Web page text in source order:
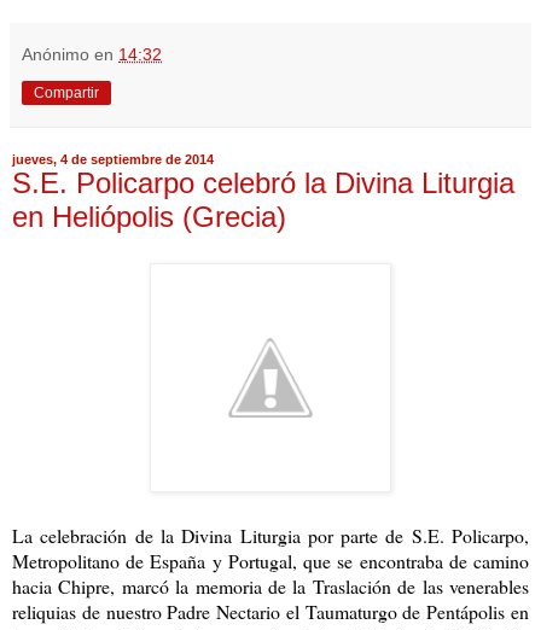
Anónimo en 14:32
Compartir
jueves, 4 de septiembre de 2014
S.E. Policarpo celebró la Divina Liturgia
en Heliópolis (Grecia)
La celebración de la Divina Liturgia por parte de S.E. Policarpo,
Metropolitano de España y Portugal, que se encontraba de camino
hacia Chipre, marcó la memoria de la Traslación de las venerables
reliquias de nuestro Padre Nectario el Taumaturgo de Pentápolis en